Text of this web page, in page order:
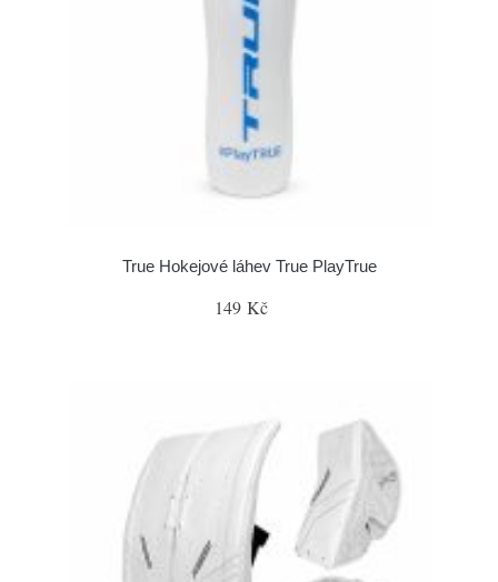
True Hokejové láhev True PlayTrue
149 Kč